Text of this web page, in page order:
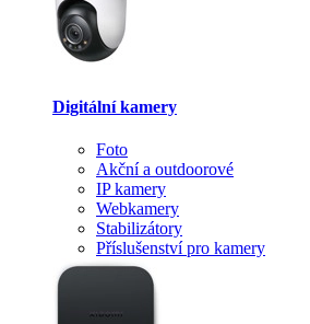
Digitální kamery
Foto
Akční a outdoorové
IP kamery
Webkamery
Stabilizátory
Příslušenství pro kamery